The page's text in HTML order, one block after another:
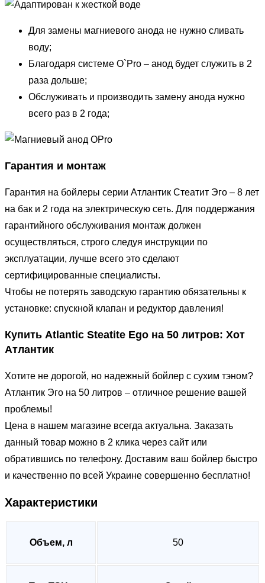
Для замены магниевого анода не нужно сливать
воду;
Благодаря системе O`Pro – анод будет служить в 2
раза дольше;
Обслуживать и производить замену анода нужно
всего раз в 2 года;
Гарантия и монтаж
Гарантия на бойлеры серии Атлантик Стеатит Эго – 8 лет
на бак и 2 года на электрическую сеть. Для поддержания
гарантийного обслуживания монтаж должен
осуществляться, строго следуя инструкции по
эксплуатации, лучше всего это сделают
сертифицированные специалисты.
Чтобы не потерять заводскую гарантию обязательны к
установке: спускной клапан и редуктор давления!
Купить Atlantic Steatite Ego на 50 литров: Хот
Атлантик
Хотите не дорогой, но надежный бойлер с сухим тэном?
Атлантик Эго на 50 литров – отличное решение вашей
проблемы!
Цена в нашем магазине всегда актуальна. Заказать
данный товар можно в 2 клика через сайт или
обратившись по телефону. Доставим ваш бойлер быстро
и качественно по всей Украине совершенно бесплатно!
Характеристики
Объем, л 50